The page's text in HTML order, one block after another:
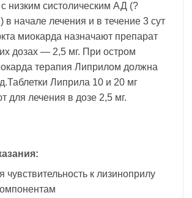
низким систолическим АД (?
в начале лечения и в течение 3 сут
миокарда назначают препарат
дозах — 2,5 мг. При остром
терапия Липрилом должна
Липрила 10 и 20 мг
для лечения в дозе 2,5 мг.
к лизиноприлу